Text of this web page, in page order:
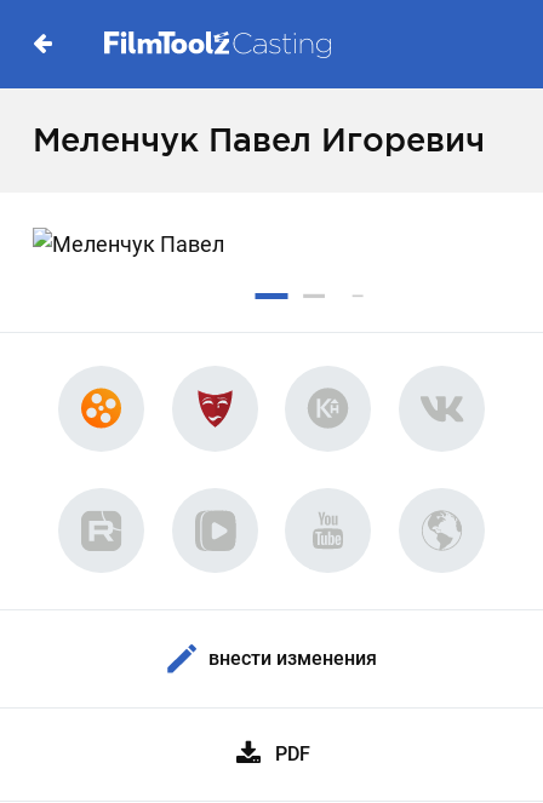
Меленчук Павел Игоревич
внести изменения
PDF